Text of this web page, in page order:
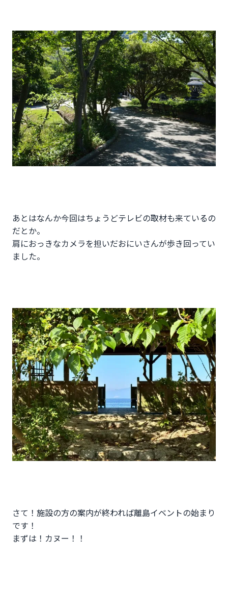
あとはなんか今回はちょうどテレビの取材も来ているの
だとか。
肩におっきなカメラを担いだおにいさんが歩き回ってい
ました。
さて！施設の方の案内が終われば離島イベントの始まり
です！
まずは！カヌー！！